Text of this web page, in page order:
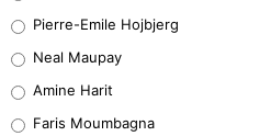
5%
1%
Pierre-Emile Hojbjerg
Neal Maupay
Amine Harit
Faris Moumbagna